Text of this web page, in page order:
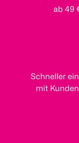
ab 49
Schneller
mit